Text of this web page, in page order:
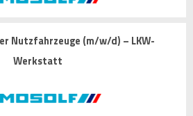
Nutzfahrzeuge (m/w/d) – LKW-
Werkstatt